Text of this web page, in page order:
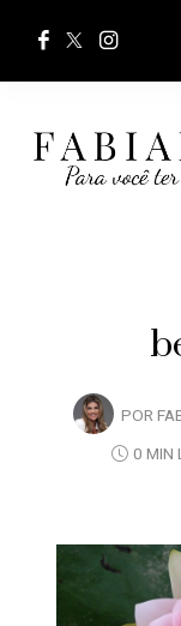
POR
0 MIN